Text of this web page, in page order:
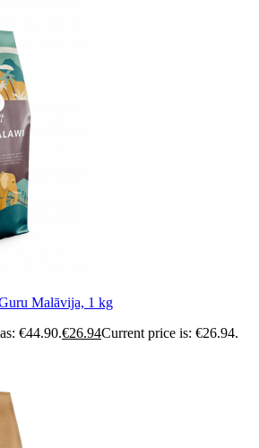
Malāvija, 1 kg
€44.90.€26.94Current price is: €26.94.